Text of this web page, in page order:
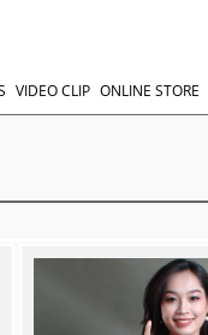
VIDEO CLIP ONLINE STORE